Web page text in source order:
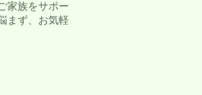
家族をサポー
まず、お気軽